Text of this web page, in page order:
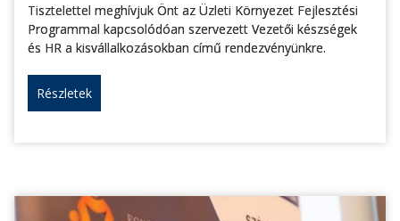
Tisztelettel meghívjuk Önt az Üzleti Környezet Fejlesztési
Programmal kapcsolódóan szervezett Vezetői készségek
és HR a kisvállalkozásokban című rendezvényünkre.
Részletek